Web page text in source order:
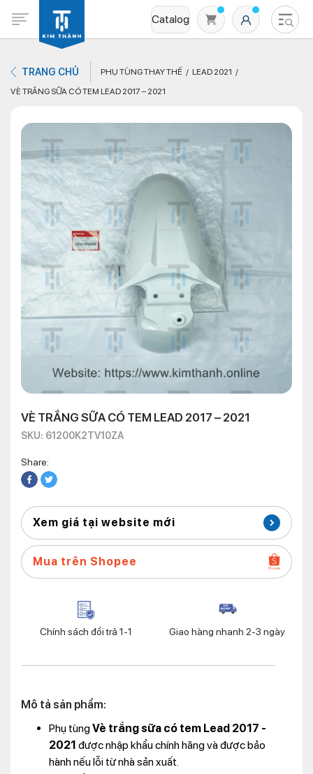
Catalog
Không có sản phẩm nào trong giỏ hàng
TRANG CHỦ PHỤ TÙNG THAY THẾ
LEAD 2021
VÈ TRẮNG SỮA CÓ TEM LEAD 2017 – 2021
VÈ TRẮNG SỮA CÓ TEM LEAD 2017 – 2021
SKU: 61200K2TV10ZA
Share:
Xem giá tại website mới
Mua trên Shopee
Chính sách đổi trả 1-1 Giao hàng nhanh 2-3 ngày
Mô tả sản phẩm:
Phụ tùngVè trắng sữa có tem Lead 2017 -
2021 được nhập khẩu chính hãng và được bảo
hành nếu lỗi từ nhà sản xuất.